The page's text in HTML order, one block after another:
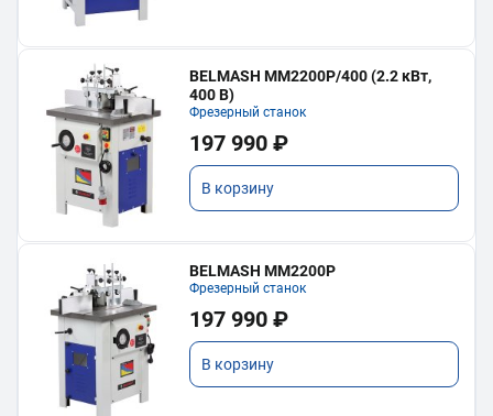
BELMASH MM2200P/400 (2.2 кВт,
400 В)
Фрезерный станок
197 990 ₽
В корзину
BELMASH MM2200P
Фрезерный станок
197 990 ₽
В корзину